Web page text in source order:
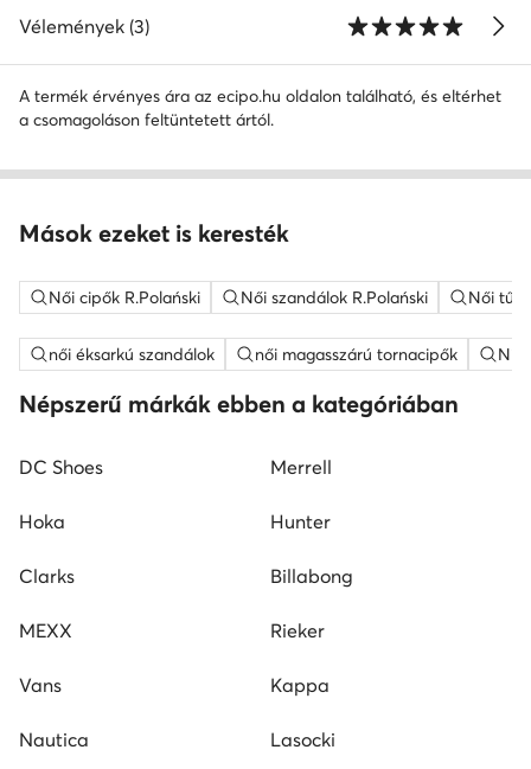
Vélemények (3)
A termék érvényes ára az ecipo.hu oldalon található, és eltérhet
a csomagoláson feltüntetett ártól.
Mások ezeket is keresték
Női cipők R.Polański Női szandálok R.Polański Női
női éksarkú szandálok női magasszárú tornacipők
Népszerű márkák ebben a kategóriában
DC Shoes Merrell
Hoka Hunter
Clarks Billabong
MEXX Rieker
Vans Kappa
Nautica Lasocki